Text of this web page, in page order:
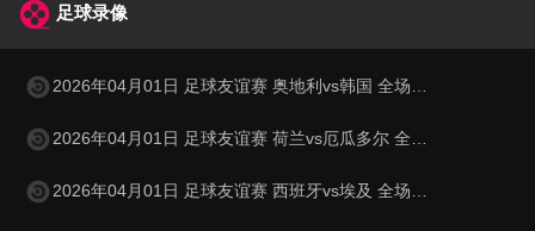
足球录像
2026年04月01日 足球友谊赛 奥地利vs韩国 全场录像
2026年04月01日 足球友谊赛 荷兰vs厄瓜多尔 全场录像
2026年04月01日 足球友谊赛 西班牙vs埃及 全场录像